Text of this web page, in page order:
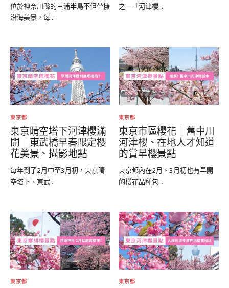
位於神奈川縣的三浦半島不但坐擁
沿海美景，每...
之一「河津櫻...
東京都
東京晴空塔下河津櫻滿
開｜東武橋早春限定櫻
花美景、攝影地點
每年到了2月中至3月初，東京晴
空塔下、東武...
東京都
東京市區櫻花｜舊中川
河津櫻、在地人才知道
的賞早櫻景點
東京都內在2月、3月初也有早開
的櫻花品種包...
東京都 東京都